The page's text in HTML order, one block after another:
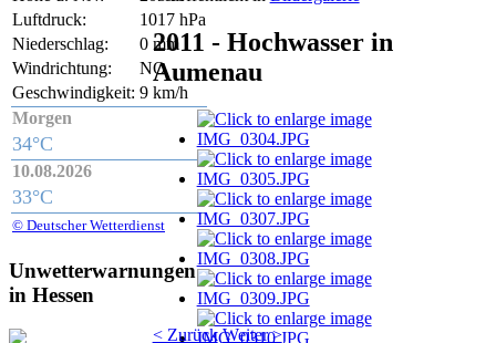
2011 - Hochwasser in
Aumenau
< Zurück Weiter >
Luftdruck:
1017 hPa
Niederschlag:
0 mm
Windrichtung:
NO
Geschwindigkeit: 9 km/h
Morgen
34°C
10.08.2026
33°C
© Deutscher Wetterdienst
Unwetterwarnungen
in Hessen